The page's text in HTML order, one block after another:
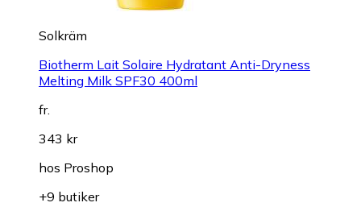
Solkräm
Biotherm Lait Solaire Hydratant Anti-Dryness
Melting Milk SPF30 400ml
fr.
343 kr
hos Proshop
+9 butiker